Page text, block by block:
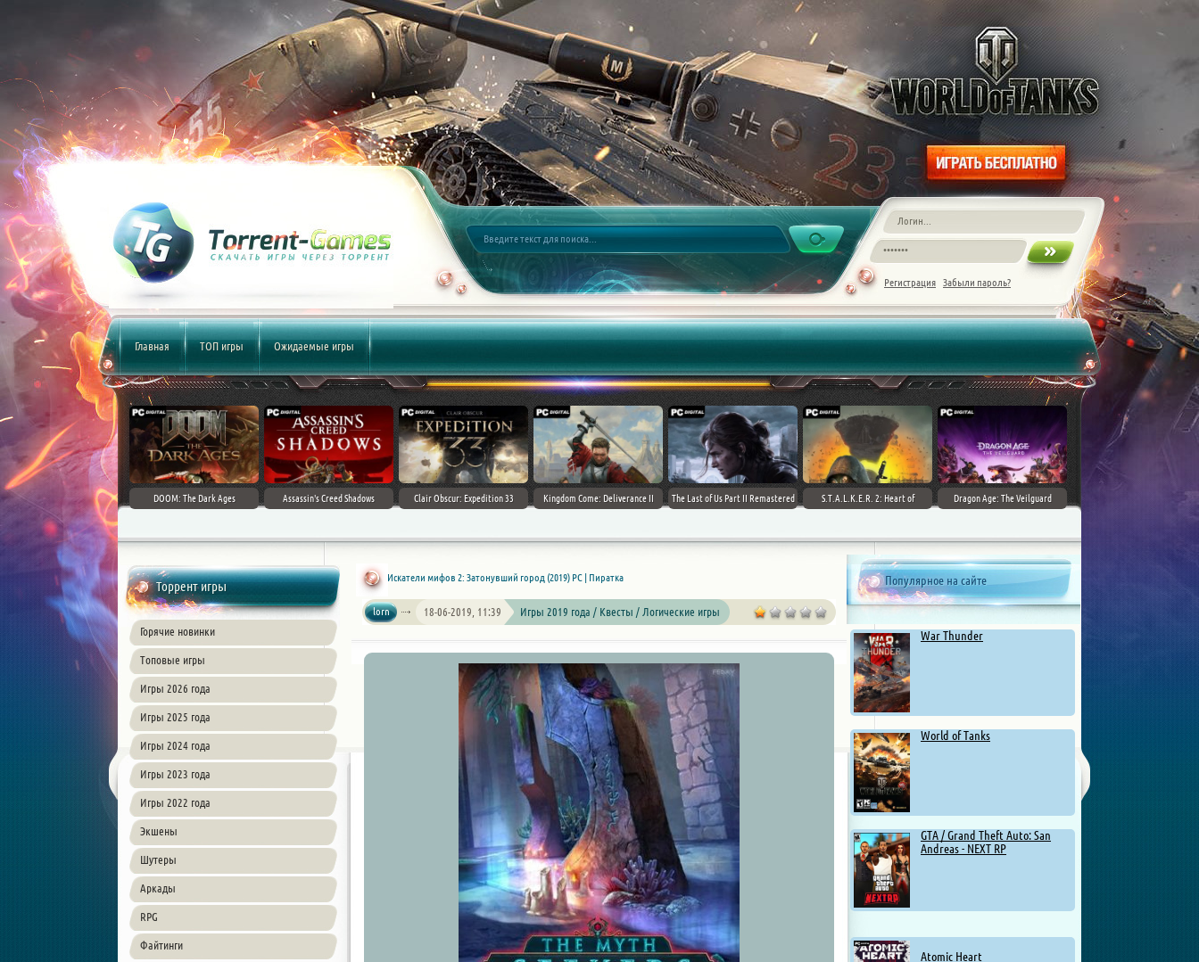
Регистрация Забыли пароль?
Главная ТОП игры Ожидаемые игры
DOOM: The Dark Ages Assassin's Creed Shadows Clair Obscur: Expedition 33 Kingdom Come: Deliverance II The Last of Us Part II Remastered
S.T.A.L.K.E.R. 2: Heart of
Dragon Age: The Veilguard
Торрент игры
Горячие новинки
Топовые игры
Игры 2026 года
Игры 2025 года
Игры 2024 года
Игры 2023 года
Игры 2022 года
Экшены
Шутеры
Аркады
RPG
Файтинги
Популярное на сайте
War Thunder
World of Tanks
GTA / Grand Theft Auto: San
Andreas - NEXT RP
Atomic Heart
Искатели мифов 2: Затонувший город (2019) PC | Пиратка
lorn 18-06-2019, 11:39 Игры 2019 года / Квесты / Логические игры